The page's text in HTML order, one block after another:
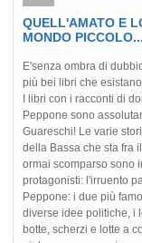
QUELL'AMATO E
MONDO
E'senza ombra di
più bei libri che
I libri con i racconti di
Peppone sono
Guareschi! Le varie
della Bassa che sta fra
ormai scomparso sono
protagonisti: l'irruento
Peppone: i due più
diverse idee politiche, i
botte, scherzi e lotte a